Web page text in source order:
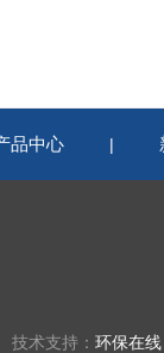
品中心 |
技术支持： 环保在线